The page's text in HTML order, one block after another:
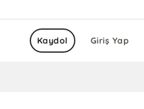
Giriş Yap
Kaydol